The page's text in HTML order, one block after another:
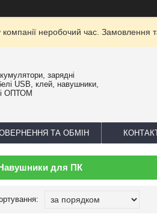
компанії неробочий час. Замовлення
зарядні
USB, клей, навушники,
ОПТОМ
ТА ОБМІН
для ПК